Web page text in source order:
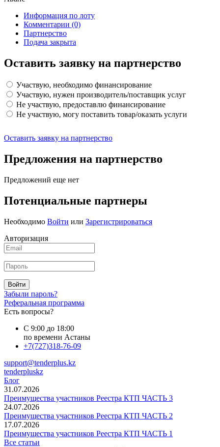
Информация по лоту
Комментарии (0)
Партнерство
Подача закрыта
Оставить заявку на партнерство
Участвую, необходимо финансирование
Участвую, нужен производитель/поставщик услуг
Не участвую, предоставлю финансирование
Не участвую, могу поставить товар/оказать услуги
Оставить заявку на партнерство
Предложения на партнерство
Предложений еще нет
Потенциальные партнеры
Необходимо Войти или Зарегистрироваться
Авторизация
Войти
Забыли пароль?
Реферальная программа
Есть вопросы?
С 9:00 до 18:00
по времени Астаны
+7(727)318-76-09
support@tenderplus.kz
tenderpluskz
Блог
31.07.2026
Преимущества участников Реестра КТП ЧАСТЬ 3
24.07.2026
Преимущества участников Реестра КТП ЧАСТЬ 2
17.07.2026
Преимущества участников Реестра КТП ЧАСТЬ 1
Все статьи